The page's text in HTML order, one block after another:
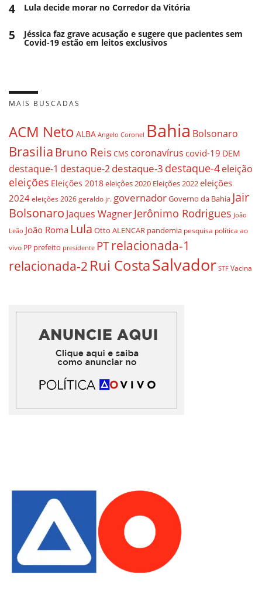
4 Lula decide morar no Corredor da Vitória
5 Jéssica faz grave acusação e sugere que pacientes sem
Covid-19 estão em leitos exclusivos
MAIS BUSCADAS
ACM Neto ALBA Angelo Coronel Bahia Bolsonaro
BrasiliaBruno ReisCMS coronavírus covid-19 DEM
destaque-1 destaque-2destaque-3 destaque-4eleição
eleições Eleições 2018eleições 2020 Eleições 2022eleições
2024 eleições 2026 geraldo jr. governadorGoverno da Bahia Jair
Bolsonaro Jaques WagnerJerônimo Rodrigues João
Leão João Roma Lula Otto ALENCAR pandemia pesquisa política ao
vivo PP prefeito presidente PTrelacionada-1
relacionada-2 Rui CostaSalvador STF Vacina